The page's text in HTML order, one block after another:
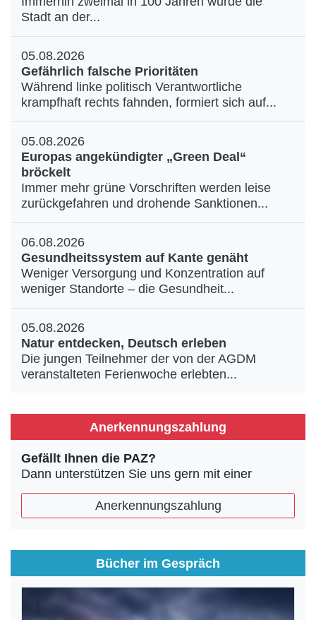
Stadt an der...
05.08.2026
Gefährlich falsche Prioritäten
Während linke politisch Verantwortliche
krampfhaft rechts fahnden, formiert sich auf...
05.08.2026
Europas angekündigter „Green Deal“
bröckelt
Immer mehr grüne Vorschriften werden leise
zurückgefahren und drohende Sanktionen...
06.08.2026
Gesundheitssystem auf Kante genäht
Weniger Versorgung und Konzentration auf
weniger Standorte – die Gesundheit...
05.08.2026
Natur entdecken, Deutsch erleben
Die jungen Teilnehmer der von der AGDM
veranstalteten Ferienwoche erlebten...
Anerkennungszahlung
Gefällt Ihnen die PAZ?
Dann unterstützen Sie uns gern mit einer
Anerkennungszahlung
Bücher im Gespräch